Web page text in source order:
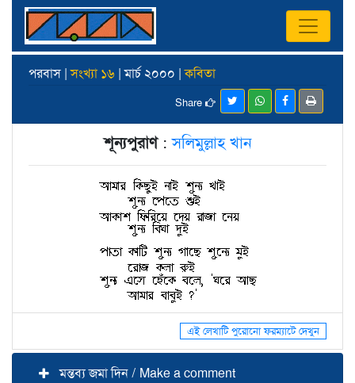
পরবাস |সংখ্যা ১৬ | মার্চ ২০০০ |কবিতা
Share
শূন্যপুরাণ:সলিমুল্লাহ খান
এই লেখাটি পুরোনো ফরম্যাটে দেখুন
মন্তব্য জমা দিন / Make a comment